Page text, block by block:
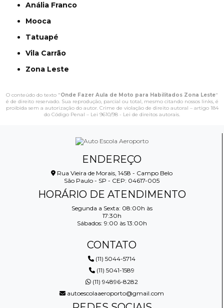
Anália Franco
Mooca
Tatuapé
Vila Carrão
Zona Leste
O conteúdo do texto "Onde Fazer Aula de Moto para Habilitados Zona Leste"
é de direito reservado. Sua reprodução, parcial ou total, mesmo citando nossos links, é
proibida sem a autorização do autor. Crime de violação de direito autoral – artigo 184
do Código Penal – Lei 9610/98 - Lei de direitos autorais.
ENDEREÇO
Rua Vieira de Morais, 1458 - Campo Belo
São Paulo - SP - CEP: 04617-005
HORÁRIO DE ATENDIMENTO
Segunda a Sexta: 08:00h às
17:30h
Sábados: 9:00 às 13:00h
CONTATO
(11) 5044-5714
(11) 5041-1589
(11) 94896-8282
autoescolaaeroporto@gmail.com